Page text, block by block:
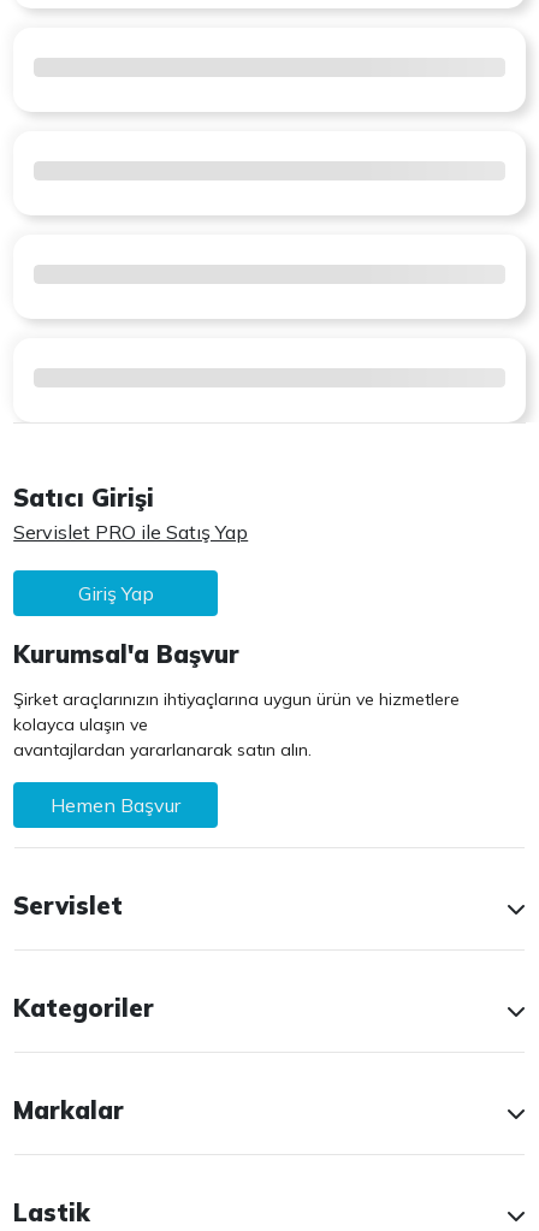
Satıcı Girişi
Servislet PRO ile Satış Yap
Giriş Yap
Kurumsal'a Başvur
Şirket araçlarınızın ihtiyaçlarına uygun ürün ve hizmetlere
kolayca ulaşın ve
avantajlardan yararlanarak satın alın.
Hemen Başvur
Servislet
Kategoriler
Markalar
Lastik